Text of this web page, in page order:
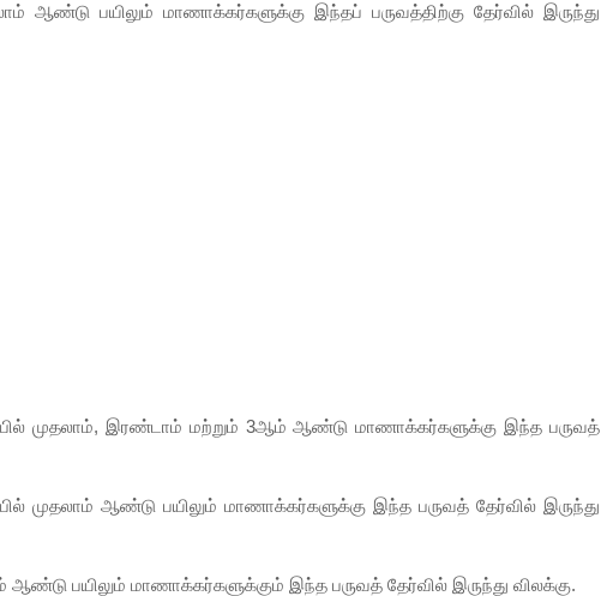
ஆண்டு பயிலும் மாணாக்கர்களுக்கு இந்தப் பருவத்திற்கு தேர்வில் இருந்து
முதலாம், இரண்டாம் மற்றும் 3ஆம் ஆண்டு மாணாக்கர்களுக்கு இந்த பருவத்
முதலாம் ஆண்டு பயிலும் மாணாக்கர்களுக்கு இந்த பருவத் தேர்வில் இருந்து
பயிலும் மாணாக்கர்களுக்கும் இந்த பருவத் தேர்வில் இருந்து விலக்கு.